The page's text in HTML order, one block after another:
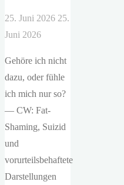
25. Juni 2026 25.
Juni 2026
Gehöre ich nicht
dazu, oder fühle
ich mich nur so?
— CW: Fat-
Shaming, Suizid
und
vorurteilsbehaftete
Darstellungen